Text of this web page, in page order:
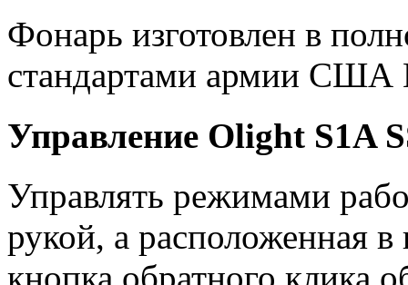
Фонарь изготовлен в
стандартами армии США
Управление Olight S1A
Управлять режимами
рукой, а расположенная в